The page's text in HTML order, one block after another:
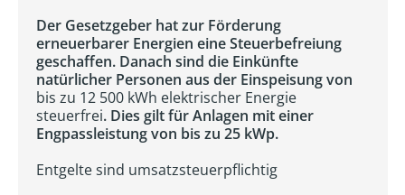
Der Gesetzgeber hat zur Förderung
erneuerbarer Energien eine Steuerbefreiung
geschaffen. Danach sind die Einkünfte
natürlicher Personen aus der Einspeisung von
bis zu 12 500 kWh elektrischer Energie
steuerfrei. Dies gilt für Anlagen mit einer
Engpassleistung von bis zu 25 kWp.
Entgelte sind umsatzsteuerpflichtig